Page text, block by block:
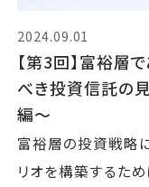
2024.09.01
【第3回】富裕層
べき投資信託の
編〜
富裕層の投資戦略
リオを構築するた